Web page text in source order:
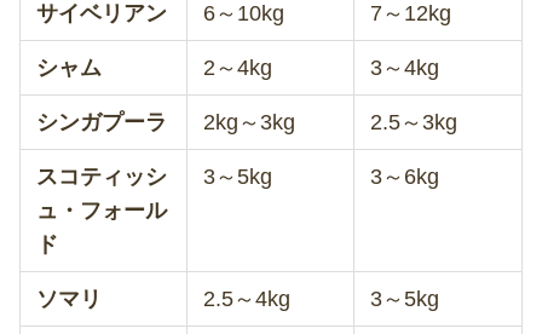
サイベリアン 6～10kg 7～12kg
シャム 2～4kg 3～4kg
シンガプーラ 2kg～3kg 2.5～3kg
スコティッシ
ュ・フォール
ド
3～5kg 3～6kg
ソマリ 2.5～4kg 3～5kg